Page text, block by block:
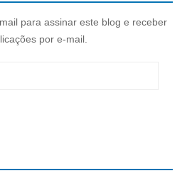
para assinar este blog e receber
por e-mail.